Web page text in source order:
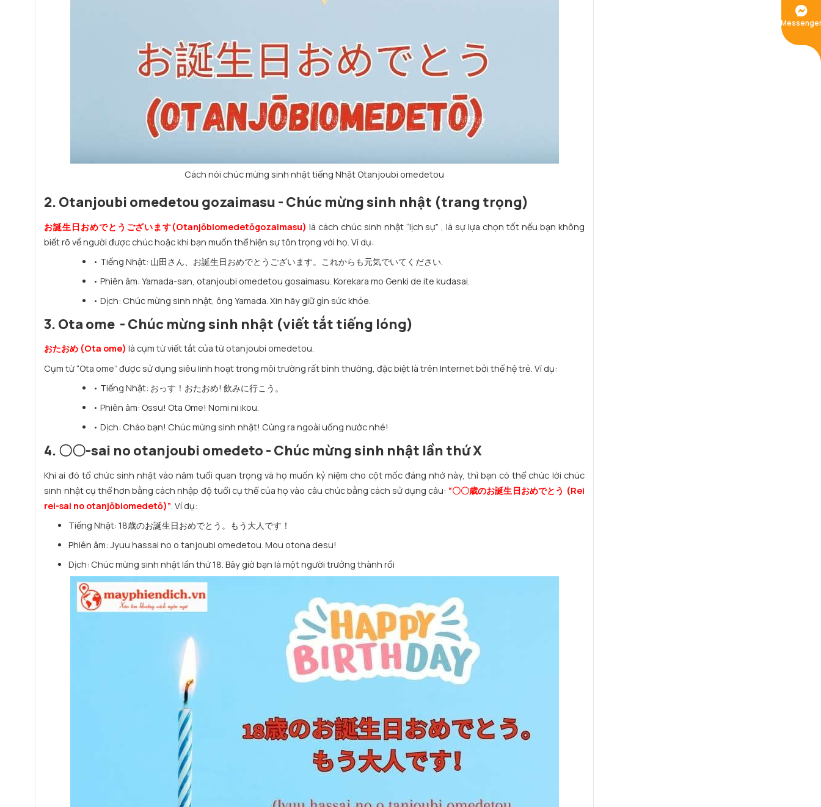
Cách nói chúc mừng sinh nhật tiếng Nhật Otanjoubi omedetou
2. Otanjoubi omedetou gozaimasu - Chúc mừng sinh nhật (trang trọng)
お誕生日おめでとうございます(Otanjōbiomedetōgozaimasu) là cách chúc sinh nhật “lịch sự” , là sự lựa chọn tốt nếu bạn không
biết rõ về người được chúc hoặc khi bạn muốn thể hiện sự tôn trọng với họ. Ví dụ:
• Tiếng Nhật: 山田さん、お誕生日おめでとうございます。これからも元気でいてください.
• Phiên âm: Yamada-san, otanjoubi omedetou gosaimasu. Korekara mo Genki de ite kudasai.
• Dịch: Chúc mừng sinh nhật, ông Yamada. Xin hãy giữ gìn sức khỏe.
3. Ota ome - Chúc mừng sinh nhật (viết tắt tiếng lóng)
おたおめ (Ota ome)là cụm từ viết tắt của từ otanjoubi omedetou.
Cụm từ “Ota ome” được sử dụng siêu linh hoạt trong môi trường rất bình thường, đặc biệt là trên Internet bởi thế hệ trẻ. Ví dụ:
• Tiếng Nhật: おっす！おたおめ! 飲みに行こう。
• Phiên âm: Ossu! Ota Ome! Nomi ni ikou.
• Dịch: Chào bạn! Chúc mừng sinh nhật! Cùng ra ngoài uống nước nhé!
4. 〇〇-sai no otanjoubi omedeto - Chúc mừng sinh nhật lần thứ X
Khi ai đó tổ chức sinh nhật vào năm tuổi quan trọng và họ muốn kỷ niệm cho cột mốc đáng nhớ này, thì bạn có thể chúc lời chúc
sinh nhật cụ thể hơn bằng cách nhập độ tuổi cụ thể của họ vào câu chúc bằng cách sử dụng câu: “〇〇歳のお誕生日おめでとう (Rei
rei-sai no otanjōbiomedetō)” . Ví dụ:
Tiếng Nhật: 18歳のお誕生日おめでとう。もう大人です！
Phiên âm: Jyuu hassai no o tanjoubi omedetou. Mou otona desu!
Dịch: Chúc mừng sinh nhật lần thứ 18. Bây giờ bạn là một người trưởng thành rồi